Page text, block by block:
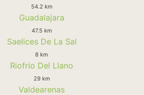
54.2 km
Guadalajara
47.5 km
Saelices De La Sal
8 km
Riofrio Del Llano
29 km
Valdearenas